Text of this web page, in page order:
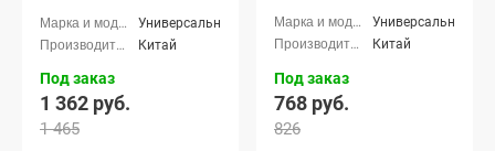
Универсальные
Китай
Под заказ
1 362 руб.
1 465
Универсальные
Китай
Под заказ
768 руб.
826